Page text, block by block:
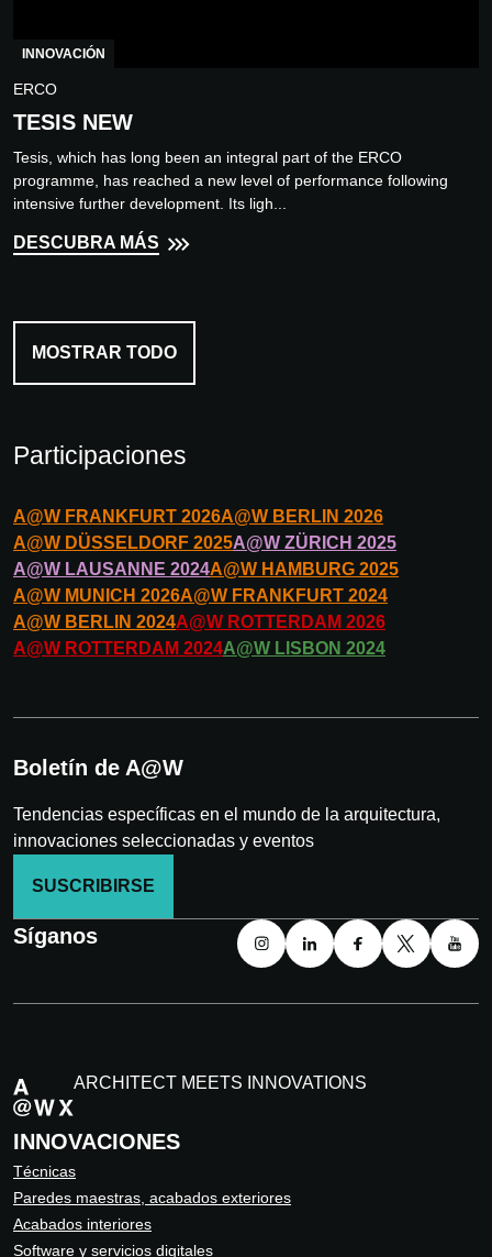
INNOVACIÓN
ERCO
TESIS NEW
Tesis, which has long been an integral part of the ERCO
programme, has reached a new level of performance following
intensive further development. Its ligh...
DESCUBRA MÁS
MOSTRAR TODO
Participaciones
A@W FRANKFURT 2026A@W BERLIN 2026
A@W DÜSSELDORF 2025A@W ZÜRICH 2025
A@W LAUSANNE 2024A@W HAMBURG 2025
A@W MUNICH 2026A@W FRANKFURT 2024
A@W BERLIN 2024A@W ROTTERDAM 2026
A@W ROTTERDAM 2024A@W LISBON 2024
Boletín de A@W
Tendencias específicas en el mundo de la arquitectura,
innovaciones seleccionadas y eventos
SUSCRIBIRSE
Síganos
ARCHITECT MEETS INNOVATIONS
INNOVACIONES
Técnicas
Paredes maestras, acabados exteriores
Acabados interiores
Software y servicios digitales